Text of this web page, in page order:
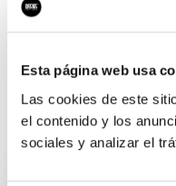
Esta página web usa
Las cookies de este
el contenido y los
sociales y analizar el
¡Ups,
¿Quieres jugar